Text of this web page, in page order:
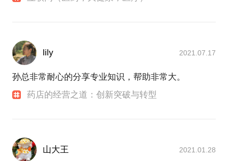
lily 2021.07.17
孙总非常耐心的分享专业知识，帮助非常大。
药店的经营之道：创新突破与转型
山大王 2021.01.28